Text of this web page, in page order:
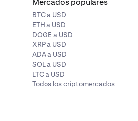
BTC a USD
ETH a USD
DOGE a USD
XRP a USD
ADA a USD
SOL a USD
LTC a USD
Todos los criptomercados